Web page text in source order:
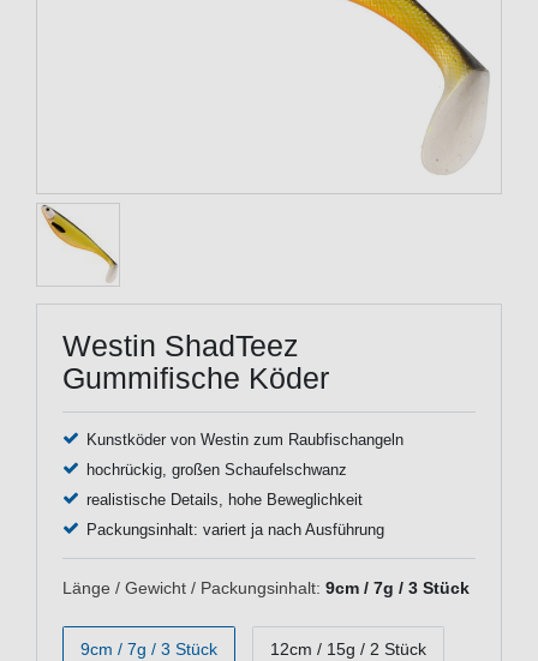
Westin ShadTeez
Gummifische Köder
Kunstköder von Westin zum Raubfischangeln
hochrückig, großen Schaufelschwanz
realistische Details, hohe Beweglichkeit
Packungsinhalt: variert ja nach Ausführung
Länge / Gewicht / Packungsinhalt: 9cm / 7g / 3 Stück
9cm / 7g / 3 Stück 12cm / 15g / 2 Stück